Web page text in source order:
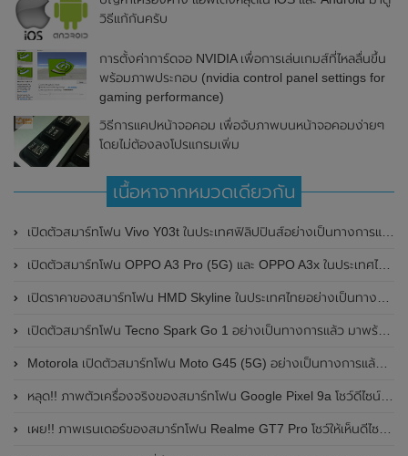
วิธีแก้กันครับ
การตั้งค่าการ์ดจอ NVIDIA เพื่อการเล่นเกมส์ที่ไหลลื่นขึ้น
พร้อมภาพประกอบ (nvidia control panel settings for
gaming performance)
วิธีการแคปหน้าจอคอม เพื่อจับภาพบนหน้าจอคอมง่ายๆ
โดยไม่ต้องลงโปรแกรมเพิ่ม
เนื้อหาจากหมวดเดียวกัน
เปิดตัวสมาร์ทโฟน Vivo Y03t ในประเทศฟิลิปปินส์อย่างเป็นทางการแล้ว มาพร้อมชิปเซ็ต Unisoc T612 , กล้องหลัง ความละเอียด 13MP , แบตเตอรี่ 5,000mAh และหน้าจอแสดงผล LCD / 90Hz
เปิดตัวสมาร์ทโฟน OPPO A3 Pro (5G) และ OPPO A3x ในประเทศไทยอย่างเป็นทางการแล้ว ในราคาเริ่มต้นเพียง 3,999 บาท
เปิดราคาของสมาร์ทโฟน HMD Skyline ในประเทศไทยอย่างเป็นทางการแล้ว ราคา 14,990 บาท
เปิดตัวสมาร์ทโฟน Tecno Spark Go 1 อย่างเป็นทางการแล้ว มาพร้อมหน้าจอแสดงผล LCD / 120Hz , แบตเตอรี่ 5,000mAh และใช้ชิปเซ็ต Unisoc
Motorola เปิดตัวสมาร์ทโฟน Moto G45 (5G) อย่างเป็นทางการแล้วในอินเดีย
หลุด!! ภาพตัวเครื่องจริงของสมาร์ทโฟน Google Pixel 9a โชว์ดีไซน์ใหม่ กล้องหลังแบนราบ ไม่มีกรอบของกล้องแล้ว
เผย!! ภาพเรนเดอร์ของสมาร์ทโฟน Realme GT7 Pro โชว์ให้เห็นดีไซน์ใหม่ พร้อมเผยรายละเอียดสเปกที่สำคัญบางส่วน